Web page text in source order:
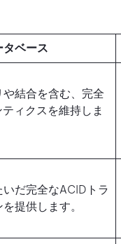
タベース
結合を含む、完全
ィクスを維持しま
いだ完全なACIDトラ
提供します。